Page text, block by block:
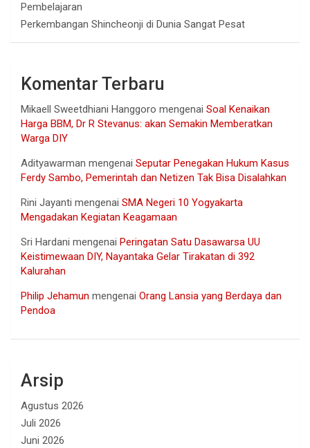
Pembelajaran
Perkembangan Shincheonji di Dunia Sangat Pesat
Komentar Terbaru
Mikaell Sweetdhiani Hanggoro mengenai Soal Kenaikan
Harga BBM, Dr R Stevanus: akan Semakin Memberatkan
Warga DIY
Adityawarman mengenai Seputar Penegakan Hukum Kasus
Ferdy Sambo, Pemerintah dan Netizen Tak Bisa Disalahkan
Rini Jayanti mengenai SMA Negeri 10 Yogyakarta
Mengadakan Kegiatan Keagamaan
Sri Hardani mengenai Peringatan Satu Dasawarsa UU
Keistimewaan DIY, Nayantaka Gelar Tirakatan di 392
Kalurahan
Philip Jehamun mengenai Orang Lansia yang Berdaya dan
Pendoa
Arsip
Agustus 2026
Juli 2026
Juni 2026